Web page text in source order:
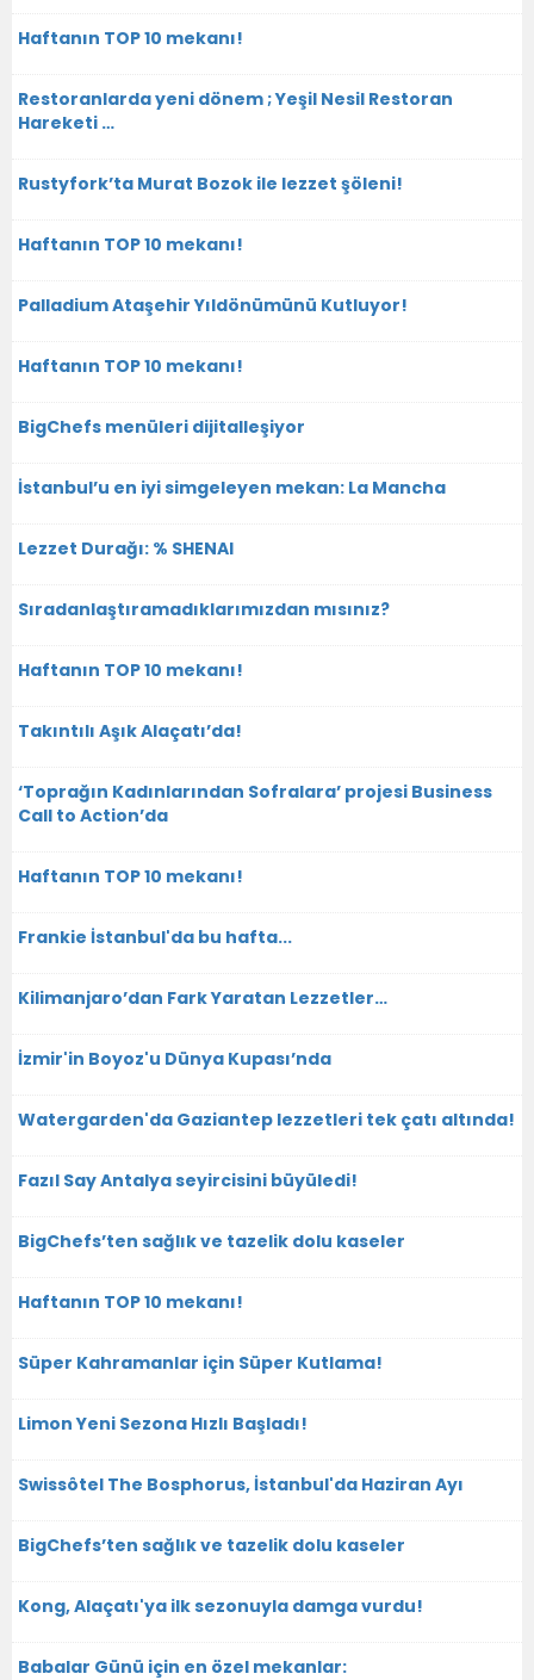
Haftanın TOP 10 mekanı!
Restoranlarda yeni dönem ; Yeşil Nesil Restoran
Hareketi …
Rustyfork’ta Murat Bozok ile lezzet şöleni!
Haftanın TOP 10 mekanı!
Palladium Ataşehir Yıldönümünü Kutluyor!
Haftanın TOP 10 mekanı!
BigChefs menüleri dijitalleşiyor
İstanbul’u en iyi simgeleyen mekan: La Mancha
Lezzet Durağı: % SHENAI
Sıradanlaştıramadıklarımızdan mısınız?
Haftanın TOP 10 mekanı!
Takıntılı Aşık Alaçatı’da!
‘Toprağın Kadınlarından Sofralara’ projesi Business
Call to Action’da
Haftanın TOP 10 mekanı!
Frankie İstanbul'da bu hafta...
Kilimanjaro’dan Fark Yaratan Lezzetler…
İzmir'in Boyoz'u Dünya Kupası’nda
Watergarden'da Gaziantep lezzetleri tek çatı altında!
Fazıl Say Antalya seyircisini büyüledi!
BigChefs’ten sağlık ve tazelik dolu kaseler
Haftanın TOP 10 mekanı!
Süper Kahramanlar için Süper Kutlama!
Limon Yeni Sezona Hızlı Başladı!
Swissôtel The Bosphorus, İstanbul'da Haziran Ayı
BigChefs’ten sağlık ve tazelik dolu kaseler
Kong, Alaçatı'ya ilk sezonuyla damga vurdu!
Babalar Günü için en özel mekanlar: